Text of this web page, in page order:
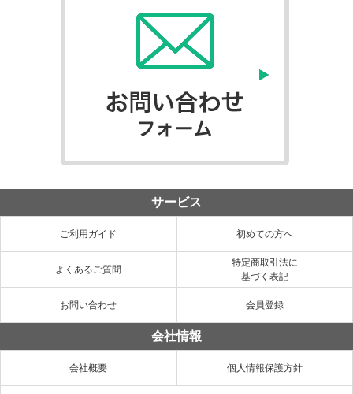
サービス
ご利用ガイド 初めての方へ
よくあるご質問
特定商取引法に
基づく表記
お問い合わせ 会員登録
会社情報
会社概要 個人情報保護方針